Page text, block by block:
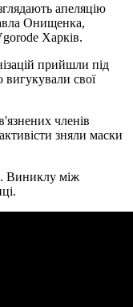
апеляцію
Онищенка,
Харків.
прийшли під
свої
членів
зняли маски
Виниклу між